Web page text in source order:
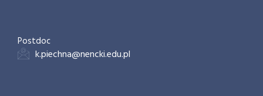
Postdoc
k.piechna@nencki.edu.pl